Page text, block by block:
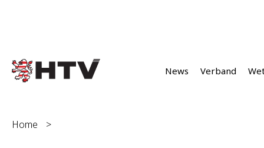
News Verband
Home >